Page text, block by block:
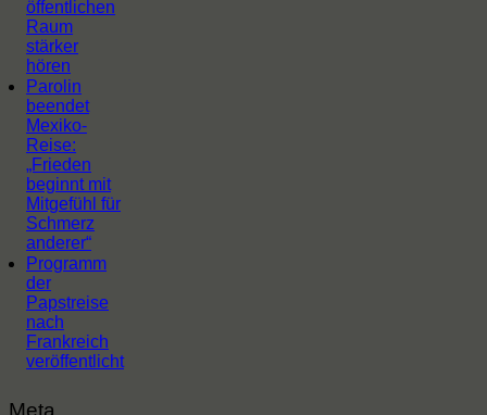
öffentlichen
Raum
stärker
hören
Parolin
beendet
Mexiko-
Reise:
„Frieden
beginnt mit
Mitgefühl für
Schmerz
anderer“
Programm
der
Papstreise
nach
Frankreich
veröffentlicht
Meta